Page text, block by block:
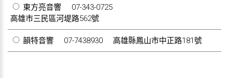
東方亮音響
07-343-0725
高雄市三民區河堤路562號
韻特音響 07-7438930 高雄縣鳳山市中正路181號